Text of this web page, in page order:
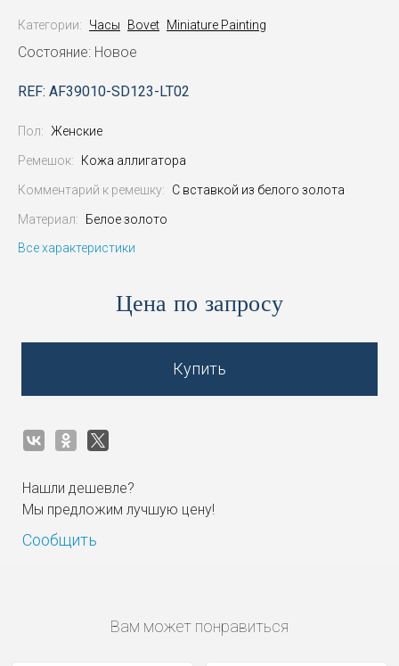
Категории: Часы Bovet Miniature Painting
Состояние: Новое
REF: AF39010-SD123-LT02
Пол: Женские
Ремешок: Кожа аллигатора
Комментарий к ремешку: С вставкой из белого золота
Материал:
Белое золото
Все характеристики
Цена по запросу
Купить
Нашли дешевле?
Мы предложим лучшую цену!
Сообщить
Вам может понравиться